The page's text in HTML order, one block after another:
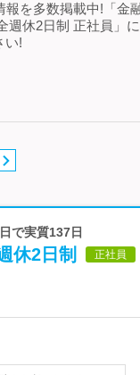
を多数掲載中!「金
休2日制 正社員」
い!
で実質137日
休2日制 正社員